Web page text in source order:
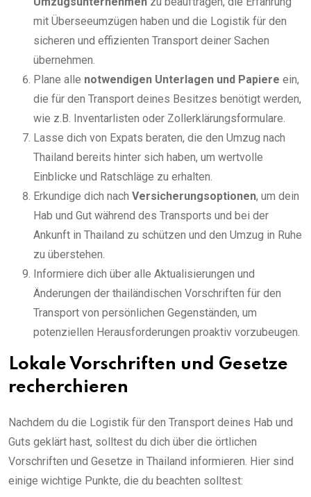
mit Überseeumzügen haben und die Logistik für den
sicheren und effizienten Transport deiner Sachen
übernehmen.
Plane alle notwendigen Unterlagen und Papiere ein,
die für den Transport deines Besitzes benötigt werden,
wie z.B. Inventarlisten oder Zollerklärungsformulare.
Lasse dich von Expats beraten, die den Umzug nach
Thailand bereits hinter sich haben, um wertvolle
Einblicke und Ratschläge zu erhalten.
Erkundige dich nach Versicherungsoptionen, um dein
Hab und Gut während des Transports und bei der
Ankunft in Thailand zu schützen und den Umzug in Ruhe
zu überstehen.
Informiere dich über alle Aktualisierungen und
Änderungen der thailändischen Vorschriften für den
Transport von persönlichen Gegenständen, um
potenziellen Herausforderungen proaktiv vorzubeugen.
Lokale Vorschriften und Gesetze
recherchieren
Nachdem du die Logistik für den Transport deines Hab und
Guts geklärt hast, solltest du dich über die örtlichen
Vorschriften und Gesetze in Thailand informieren. Hier sind
einige wichtige Punkte, die du beachten solltest: